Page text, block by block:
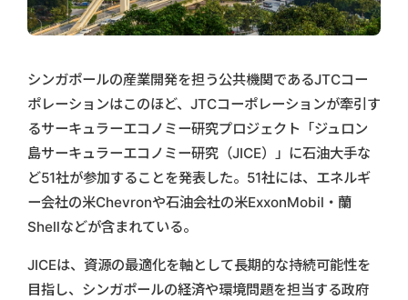
シンガポールの産業開発を担う公共機関であるJTCコー
ポレーションはこのほど、JTCコーポレーションが牽引す
るサーキュラーエコノミー研究プロジェクト「ジュロン
島サーキュラーエコノミー研究（JICE）」に石油大手な
ど51社が参加することを発表した。51社には、エネルギ
ー会社の米Chevronや石油会社の米ExxonMobil・蘭
Shellなどが含まれている。
JICEは、資源の最適化を軸として長期的な持続可能性を
目指し、シンガポールの経済や環境問題を担当する政府